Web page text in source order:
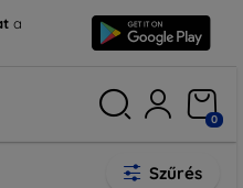
a
0
Szűrés